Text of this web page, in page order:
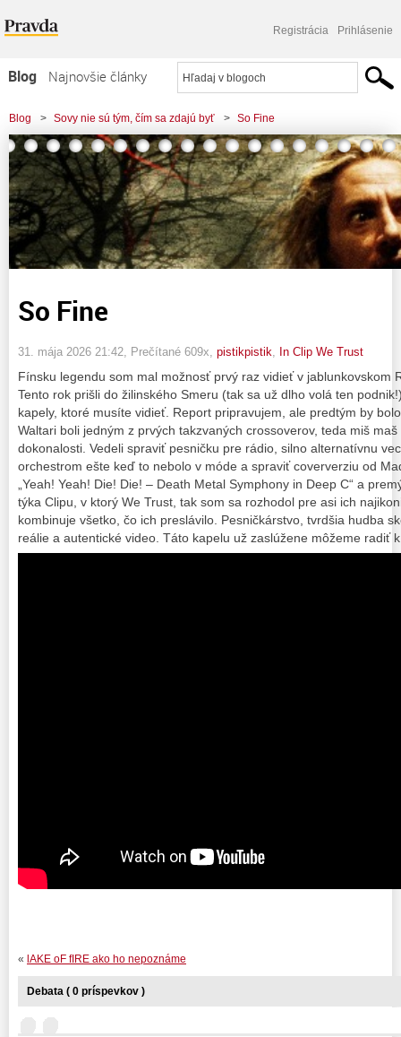
Registrácia Prihlásenie
Blog
Najnovšie články
Najčítanejšie články
Najkomentovanejšie články
Zoznam blogov
Komerčné blogy
Blog > Sovy nie sú tým, čím sa zdajú byť > So Fine
So Fine
31. mája 2026 21:42 , Prečítané 609x, pistikpistik In Clip We Trust
Fínsku legendu som mal možnosť prvý raz vidieť v jablunkovskom
Tento rok prišli do žilinského Smeru (tak sa už dlho volá ten
kapely, ktoré musíte vidieť. Report pripravujem, ale predtým by
Waltari boli jedným z prvých takzvaných crossoverov, teda miš
dokonalosti. Vedeli spraviť pesničku pre rádio, silno alternatívnu
orchestrom ešte keď to nebolo v móde a spraviť coververziu od
„Yeah! Yeah! Die! Die! – Death Metal Symphony in Deep C“ a
týka Clipu, v ktorý We Trust, tak som sa rozhodol pre asi ich
kombinuje všetko, čo ich preslávilo. Pesničkárstvo, tvrdšia hudba
reálie a autentické video. Táto kapelu už zaslúžene môžeme radiť
« lAKE oF fIRE ako ho nepoznáme
Debata ( 0 príspevkov )